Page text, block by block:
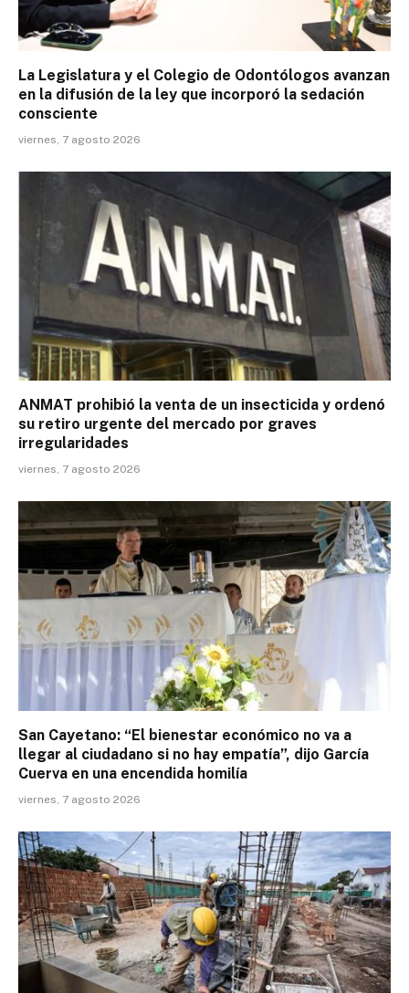
La Legislatura y el Colegio de Odontólogos avanzan
en la difusión de la ley que incorporó la sedación
consciente
viernes, 7 agosto 2026
ANMAT prohibió la venta de un insecticida y ordenó
su retiro urgente del mercado por graves
irregularidades
viernes, 7 agosto 2026
San Cayetano: “El bienestar económico no va a
llegar al ciudadano si no hay empatía”, dijo García
Cuerva en una encendida homilía
viernes, 7 agosto 2026